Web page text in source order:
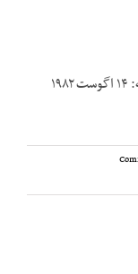
روایت‌کننده: آقای ابوالحسن ابتهاج تاریخ مصاحبه: ۱۴ اگوست ۱۹۸۲